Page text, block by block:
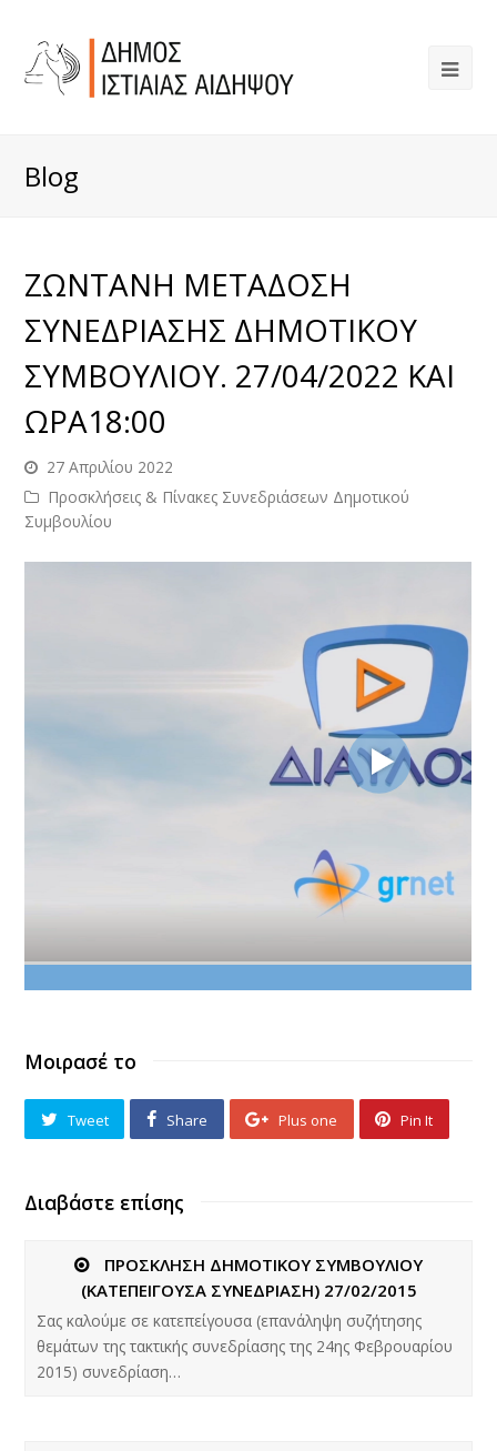
Blog
ΖΩΝΤΑΝΗ ΜΕΤΑΔΟΣΗ
ΣΥΝΕΔΡΙΑΣΗΣ ΔΗΜΟΤΙΚΟΥ
ΣΥΜΒΟΥΛΙΟΥ. 27/04/2022 ΚΑΙ
ΩΡΑ18:00
27 Απριλίου 2022
Προσκλήσεις & Πίνακες Συνεδριάσεων Δημοτικού
Συμβουλίου
Μοιρασέ το
Tweet Share Plus one Pin It
Διαβάστε επίσης
ΠΡΟΣΚΛΗΣΗ ΔΗΜΟΤΙΚΟΥ ΣΥΜΒΟΥΛΙΟΥ
(ΚΑΤΕΠΕΙΓΟΥΣΑ ΣΥΝΕΔΡΙΑΣΗ) 27/02/2015
Σας καλούμε σε κατεπείγουσα (επανάληψη συζήτησης
θεμάτων της τακτικής συνεδρίασης της 24ης Φεβρουαρίου
2015) συνεδρίαση…